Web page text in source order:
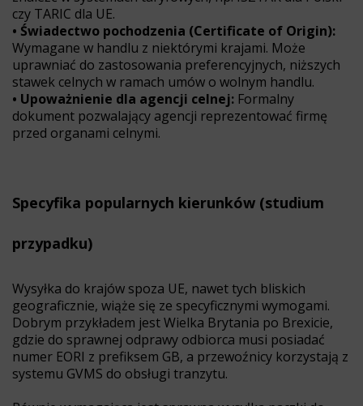
czy TARIC dla UE.
• Świadectwo pochodzenia (Certificate of Origin):
Wymagane w handlu z niektórymi krajami. Może
uprawniać do zastosowania preferencyjnych, niższych
stawek celnych w ramach umów o wolnym handlu.
• Upoważnienie dla agencji celnej: Formalny
dokument pozwalający agencji reprezentować firmę
przed organami celnymi.
Specyfika popularnych kierunków (studium
przypadku)
Wysyłka do krajów spoza UE, nawet tych bliskich
geograficznie, wiąże się ze specyficznymi wymogami.
Dobrym przykładem jest Wielka Brytania po Brexicie,
gdzie do sprawnej odprawy odbiorca musi posiadać
numer EORI z prefiksem GB, a przewoźnicy korzystają z
systemu GVMS do obsługi tranzytu.